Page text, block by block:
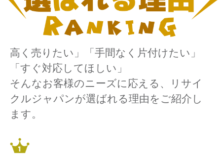
高く売りたい」「手間なく片付けたい」
「すぐ対応してほしい」
そんなお客様のニーズに応える、リサイ
クルジャパンが選ばれる理由をご紹介し
ます。